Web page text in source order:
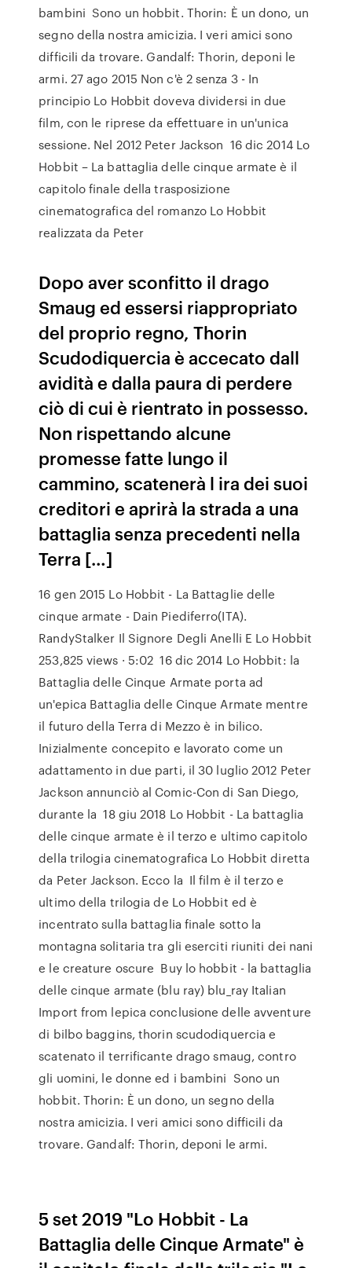
bambini Sono un hobbit. Thorin: È un dono, un
segno della nostra amicizia. I veri amici sono
difficili da trovare. Gandalf: Thorin, deponi le
armi. 27 ago 2015 Non c'è 2 senza 3 - In
principio Lo Hobbit doveva dividersi in due
film, con le riprese da effettuare in un'unica
sessione. Nel 2012 Peter Jackson 16 dic 2014 Lo
Hobbit – La battaglia delle cinque armate è il
capitolo finale della trasposizione
cinematografica del romanzo Lo Hobbit
realizzata da Peter
Dopo aver sconfitto il drago
Smaug ed essersi riappropriato
del proprio regno, Thorin
Scudodiquercia è accecato dall
avidità e dalla paura di perdere
ciò di cui è rientrato in possesso.
Non rispettando alcune
promesse fatte lungo il
cammino, scatenerà l ira dei suoi
creditori e aprirà la strada a una
battaglia senza precedenti nella
Terra […]
16 gen 2015 Lo Hobbit - La Battaglie delle
cinque armate - Dain Piediferro(ITA).
RandyStalker Il Signore Degli Anelli E Lo Hobbit
253,825 views · 5:02 16 dic 2014 Lo Hobbit: la
Battaglia delle Cinque Armate porta ad
un'epica Battaglia delle Cinque Armate mentre
il futuro della Terra di Mezzo è in bilico.
Inizialmente concepito e lavorato come un
adattamento in due parti, il 30 luglio 2012 Peter
Jackson annunciò al Comic-Con di San Diego,
durante la 18 giu 2018 Lo Hobbit - La battaglia
delle cinque armate è il terzo e ultimo capitolo
della trilogia cinematografica Lo Hobbit diretta
da Peter Jackson. Ecco la Il film è il terzo e
ultimo della trilogia de Lo Hobbit ed è
incentrato sulla battaglia finale sotto la
montagna solitaria tra gli eserciti riuniti dei nani
e le creature oscure Buy lo hobbit - la battaglia
delle cinque armate (blu ray) blu_ray Italian
Import from lepica conclusione delle avventure
di bilbo baggins, thorin scudodiquercia e
scatenato il terrificante drago smaug, contro
gli uomini, le donne ed i bambini Sono un
hobbit. Thorin: È un dono, un segno della
nostra amicizia. I veri amici sono difficili da
trovare. Gandalf: Thorin, deponi le armi.
5 set 2019 "Lo Hobbit - La
Battaglia delle Cinque Armate" è